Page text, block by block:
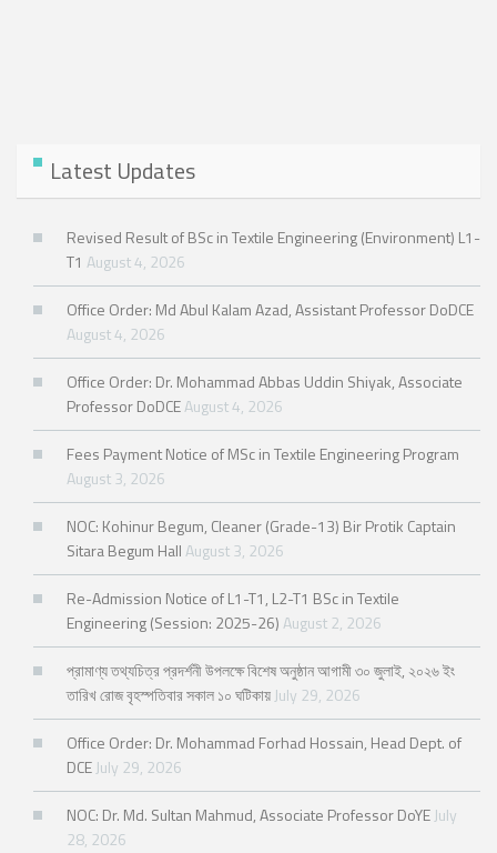
Latest Updates
Revised Result of BSc in Textile Engineering (Environment) L1-
T1 August 4, 2026
Office Order: Md Abul Kalam Azad, Assistant Professor DoDCE
August 4, 2026
Office Order: Dr. Mohammad Abbas Uddin Shiyak, Associate
Professor DoDCEAugust 4, 2026
Fees Payment Notice of MSc in Textile Engineering Program
August 3, 2026
NOC: Kohinur Begum, Cleaner (Grade-13) Bir Protik Captain
Sitara Begum HallAugust 3, 2026
Re-Admission Notice of L1-T1, L2-T1 BSc in Textile
Engineering (Session: 2025-26)August 2, 2026
প্রামাণ্য তথ্যচিত্র প্রদর্শনী উপলক্ষে বিশেষ অনুষ্ঠান আগামী ৩০ জুলাই, ২০২৬ ইং
তারিখ রোজ বৃহস্পতিবার সকাল ১০ ঘটিকায় July 29, 2026
Office Order: Dr. Mohammad Forhad Hossain, Head Dept. of
DCE July 29, 2026
NOC: Dr. Md. Sultan Mahmud, Associate Professor DoYE July
28, 2026